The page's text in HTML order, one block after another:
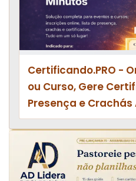
Certificando.PRO -
ou Curso, Gere
Presença e